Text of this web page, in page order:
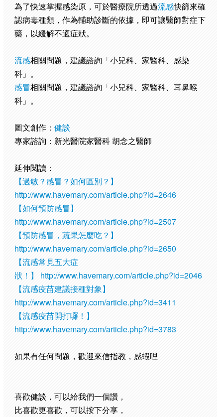
為了快速掌握感染原，可於醫療院所透過流感快篩來確
認病毒種類，作為輔助診斷的依據，即可讓醫師對症下
藥，以緩解不適症狀。
流感相關問題，建議諮詢「小兒科、家醫科、感染
科」。
感冒相關問題，建議諮詢「小兒科、家醫科、耳鼻喉
科」。
圖文創作： 健談
專家諮詢：新光醫院家醫科 胡念之醫師
延伸閱讀：
【過敏？感冒？如何區別？】
http://www.havemary.com/article.php?id=2646
【如何預防感冒】
http://www.havemary.com/article.php?id=2507
【預防感冒，蔬果怎麼吃？】
http://www.havemary.com/article.php?id=2650
【流感常見五大症
狀！】
http://www.havemary.com/article.php?id=2046
【流感疫苗建議接種對象】
http://www.havemary.com/article.php?id=3411
【流感疫苗開打囉！】
http://www.havemary.com/article.php?id=3783
如果有任何問題，歡迎來信指教，感蝦哩
喜歡健談，可以給我們一個讚，
比喜歡更喜歡，可以按下分享，